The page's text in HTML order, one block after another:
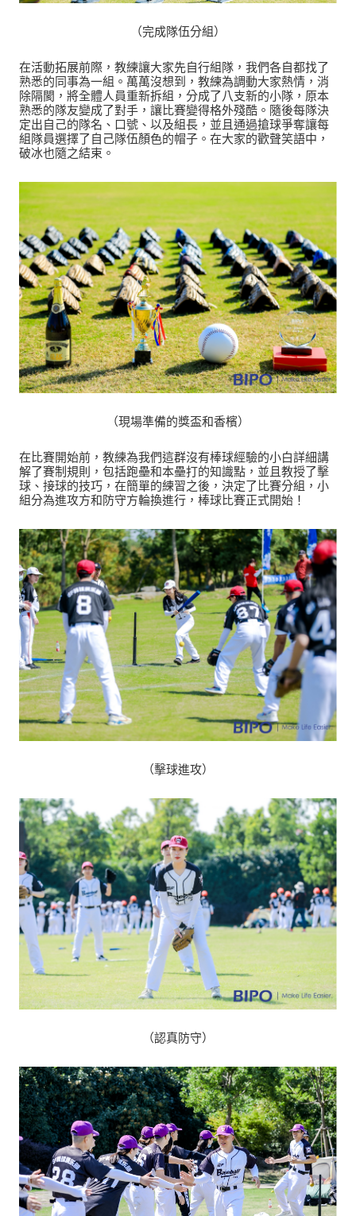
（完成隊伍分組）
在活動拓展前際，教練讓大家先自行組隊，我們各自都找了
熟悉的同事為一組。萬萬沒想到，教練為調動大家熱情，消
除隔閡，將全體人員重新拆組，分成了八支新的小隊，原本
熟悉的隊友變成了對手，讓比賽變得格外殘酷。隨後每隊決
定出自己的隊名、口號、以及組長，並且通過搶球爭奪讓每
組隊員選擇了自己隊伍顏色的帽子。在大家的歡聲笑語中，
破冰也隨之結束。
（現場準備的獎盃和香檳）
在比賽開始前，教練為我們這群沒有棒球經驗的小白詳細講
解了賽制規則，包括跑壘和本壘打的知識點，並且教授了擊
球、接球的技巧，在簡單的練習之後，決定了比賽分組，小
組分為進攻方和防守方輪換進行，棒球比賽正式開始！
（擊球進攻）
（認真防守）